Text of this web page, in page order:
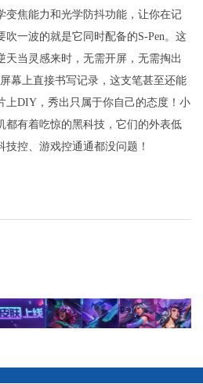
变焦能力和光学防抖功能，让你在记
一波的就是它同时配备的S-Pen。这
天当灵感来时，无需开屏，无需掏出
幕上直接书写记录，这支笔甚至还能
上DIY，秀出只属于你自己的态度！小
都有着吃惊的黑科技，它们的外表低
控、游戏控通通都没问题！